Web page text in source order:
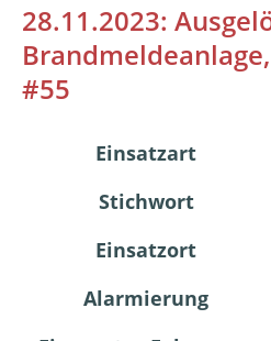
28.11.2023:
#55
Einsatzart
Stichwort
Einsatzort
Alarmierung